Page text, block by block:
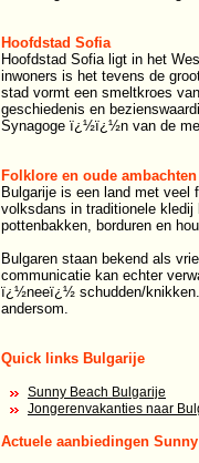
Hoofdstad Sofia
Hoofdstad Sofia ligt in het
inwoners is het tevens de
stad vormt een smeltkroes
geschiedenis en
Synagoge ï¿½ï¿½n van de
Folklore en oude ambachten
Bulgarije is een land met
volksdans in traditionele
pottenbakken, borduren en
Bulgaren staan bekend als
communicatie kan echter
ï¿½neeï¿½ schudden/
andersom.
Quick links Bulgarije
Sunny Beach Bulgarije
Jongerenvakanties naar
Actuele aanbiedingen